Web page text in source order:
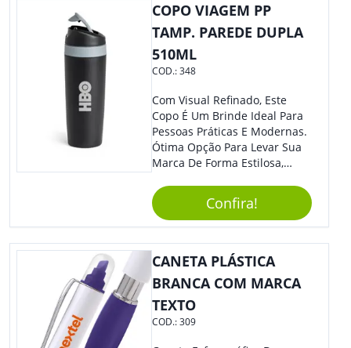
COPO VIAGEM PP
TAMP. PAREDE DUPLA
510ML
COD.:348
Com Visual Refinado, Este
Copo É Um Brinde Ideal Para
Pessoas Práticas E Modernas.
Ótima Opção Para Levar Sua
Marca De Forma Estilosa,
Empresa Em Eventos,
Reuniões Corporativas Ou Até
Mesmo Para Presentear
Colaboradores.
Confira!
CANETA PLÁSTICA
BRANCA COM MARCA
TEXTO
COD.:309